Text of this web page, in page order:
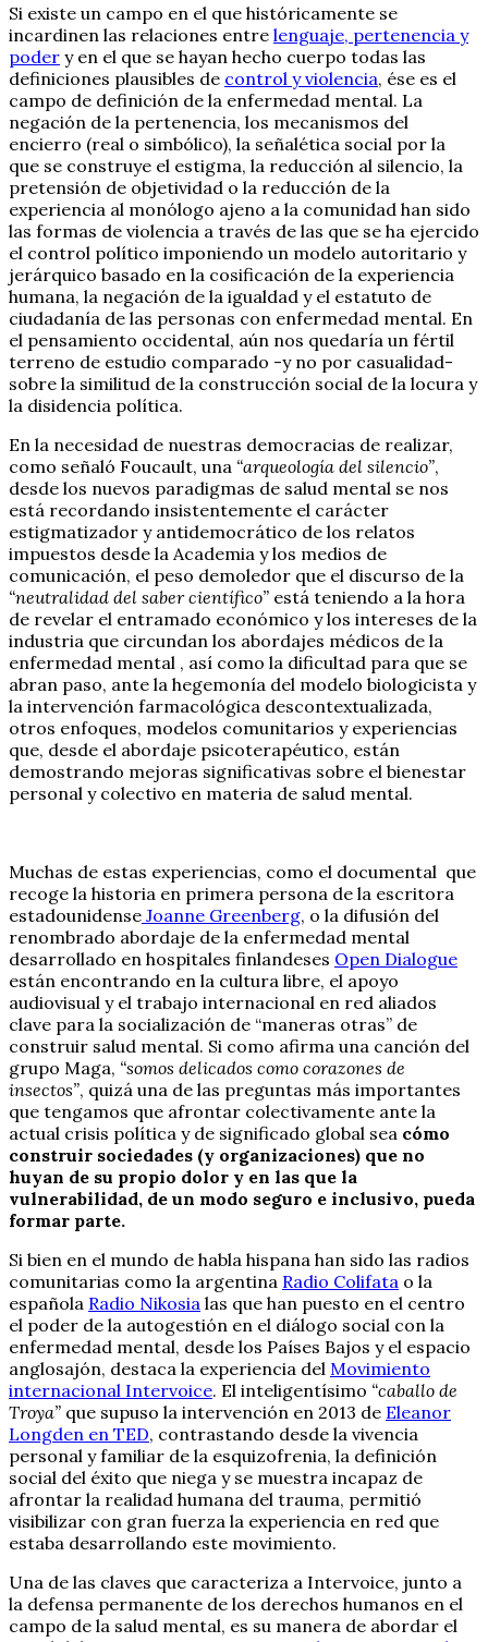
Si existe un campo en el que históricamente se
incardinen las relaciones entre lenguaje, pertenencia y
poder y en el que se hayan hecho cuerpo todas las
definiciones plausibles de control y violencia, ése es el
campo de definición de la enfermedad mental. La
negación de la pertenencia, los mecanismos del
encierro (real o simbólico), la señalética social por la
que se construye el estigma, la reducción al silencio, la
pretensión de objetividad o la reducción de la
experiencia al monólogo ajeno a la comunidad han sido
las formas de violencia a través de las que se ha ejercido
el control político imponiendo un modelo autoritario y
jerárquico basado en la cosificación de la experiencia
humana, la negación de la igualdad y el estatuto de
ciudadanía de las personas con enfermedad mental. En
el pensamiento occidental, aún nos quedaría un fértil
terreno de estudio comparado -y no por casualidad-
sobre la similitud de la construcción social de la locura y
la disidencia política.
En la necesidad de nuestras democracias de realizar,
como señaló Foucault, una “arqueología del silencio”,
desde los nuevos paradigmas de salud mental se nos
está recordando insistentemente el carácter
estigmatizador y antidemocrático de los relatos
impuestos desde la Academia y los medios de
comunicación, el peso demoledor que el discurso de la
“neutralidad del saber científico” está teniendo a la hora
de revelar el entramado económico y los intereses de la
industria que circundan los abordajes médicos de la
enfermedad mental , así como la dificultad para que se
abran paso, ante la hegemonía del modelo biologicista y
la intervención farmacológica descontextualizada,
otros enfoques, modelos comunitarios y experiencias
que, desde el abordaje psicoterapéutico, están
demostrando mejoras significativas sobre el bienestar
personal y colectivo en materia de salud mental.
Muchas de estas experiencias, como el documental que
recoge la historia en primera persona de la escritora
estadounidense Joanne Greenberg, o la difusión del
renombrado abordaje de la enfermedad mental
desarrollado en hospitales finlandeses Open Dialogue
están encontrando en la cultura libre, el apoyo
audiovisual y el trabajo internacional en red aliados
clave para la socialización de “maneras otras” de
construir salud mental. Si como afirma una canción del
grupo Maga, “somos delicados como corazones de
insectos”, quizá una de las preguntas más importantes
que tengamos que afrontar colectivamente ante la
actual crisis política y de significado global sea cómo
construir sociedades (y organizaciones) que no
huyan de su propio dolor y en las que la
vulnerabilidad, de un modo seguro e inclusivo, pueda
formar parte.
Si bien en el mundo de habla hispana han sido las radios
comunitarias como la argentina Radio Colifata o la
española Radio Nikosia las que han puesto en el centro
el poder de la autogestión en el diálogo social con la
enfermedad mental, desde los Países Bajos y el espacio
anglosajón, destaca la experiencia del Movimiento
internacional Intervoice. El inteligentísimo “caballo de
Troya” que supuso la intervención en 2013 de Eleanor
Longden en TED, contrastando desde la vivencia
personal y familiar de la esquizofrenia, la definición
social del éxito que niega y se muestra incapaz de
afrontar la realidad humana del trauma, permitió
visibilizar con gran fuerza la experiencia en red que
estaba desarrollando este movimiento.
Una de las claves que caracteriza a Intervoice, junto a
la defensa permanente de los derechos humanos en el
campo de la salud mental, es su manera de abordar el